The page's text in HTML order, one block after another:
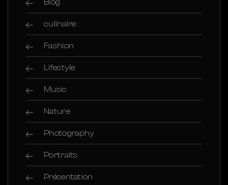
culinaire
Fashion
Lifestyle
Music
Nature
Photography
Portraits
Présentation